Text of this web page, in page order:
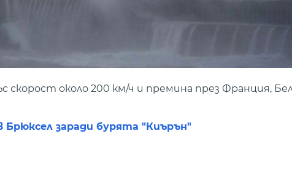
скорост около 200 км/ч и премина през Франция,
заради бурята "Киърън"